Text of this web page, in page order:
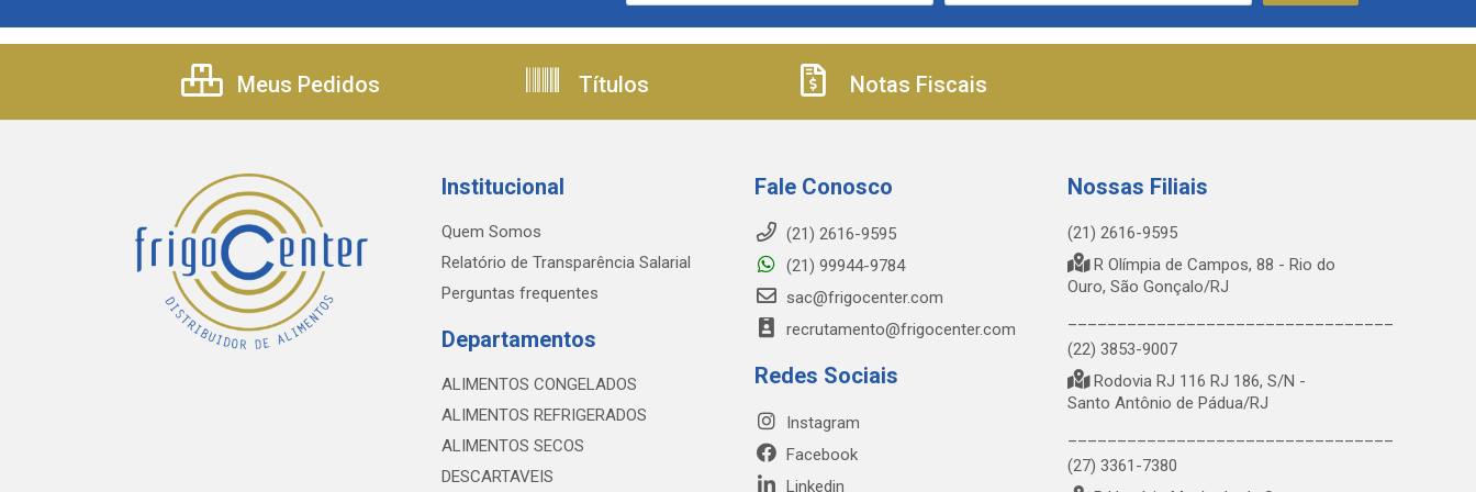
Meus Pedidos Títulos Notas Fiscais
Institucional
Quem Somos
Relatório de Transparência Salarial
Perguntas frequentes
Departamentos
ALIMENTOS CONGELADOS
ALIMENTOS REFRIGERADOS
ALIMENTOS SECOS
DESCARTAVEIS
Fale Conosco
(21) 2616-9595
(21) 99944-9784
sac@frigocenter.com
recrutamento@frigocenter.com
Redes Sociais
Instagram
Facebook
Linkedin
Nossas Filiais
(21) 2616-9595
R Olímpia de Campos, 88 - Rio do
Ouro, São Gonçalo/RJ
(22) 3853-9007
Rodovia RJ 116 RJ 186, S/N -
Santo Antônio de Pádua/RJ
(27) 3361-7380